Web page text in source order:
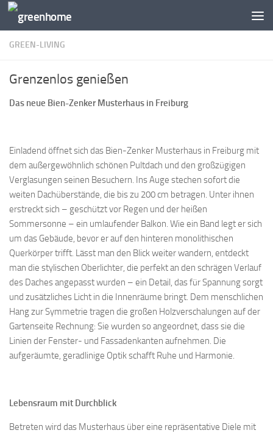
Zum Inhalt springen
GREEN-LIVING
Grenzenlos genießen
Das neue Bien-Zenker Musterhaus in Freiburg
Einladend öffnet sich das Bien-Zenker Musterhaus in Freiburg mit
dem außergewöhnlich schönen Pultdach und den großzügigen
Verglasungen seinen Besuchern. Ins Auge stechen sofort die
weiten Dachüberstände, die bis zu 200 cm betragen. Unter ihnen
erstreckt sich – geschützt vor Regen und der heißen
Sommersonne – ein umlaufender Balkon. Wie ein Band legt er sich
um das Gebäude, bevor er auf den hinteren monolithischen
Querkörper trifft. Lässt man den Blick weiter wandern, entdeckt
man die stylischen Oberlichter, die perfekt an den schrägen Verlauf
des Daches angepasst wurden – ein Detail, das für Spannung sorgt
und zusätzliches Licht in die Innenräume bringt. Dem menschlichen
Hang zur Symmetrie tragen die großen Holzverschalungen auf der
Gartenseite Rechnung: Sie wurden so angeordnet, dass sie die
Linien der Fenster- und Fassadenkanten aufnehmen. Die
aufgeräumte, geradlinige Optik schafft Ruhe und Harmonie.
Lebensraum mit Durchblick
Betreten wird das Musterhaus über eine repräsentative Diele mit